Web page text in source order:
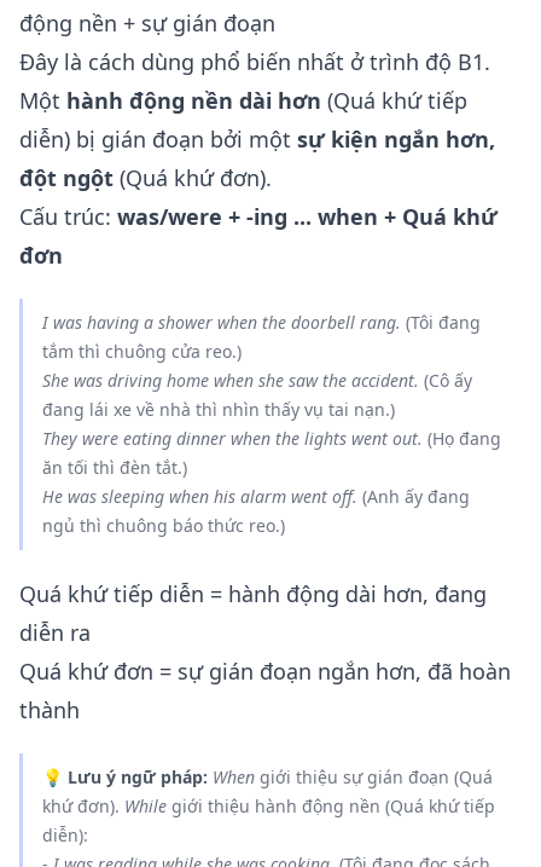
động nền + sự gián đoạn
Đây là cách dùng phổ biến nhất ở trình độ B1.
Một hành động nền dài hơn (Quá khứ tiếp
diễn) bị gián đoạn bởi một sự kiện ngắn hơn,
đột ngột (Quá khứ đơn).
Cấu trúc: was/were + -ing ... when + Quá khứ
đơn
Iwas having a shower when the doorbell rang. (Tôi đang
tắm thì chuông cửa reo.)
She was driving home when she sawthe accident. (Cô ấy
đang lái xe về nhà thì nhìn thấy vụ tai nạn.)
They were eating dinner when the lights went out. (Họ đang
ăn tối thì đèn tắt.)
He was sleeping when his alarm went off. (Anh ấy đang
ngủ thì chuông báo thức reo.)
Quá khứ tiếp diễn = hành động dài hơn, đang
diễn ra
Quá khứ đơn = sự gián đoạn ngắn hơn, đã hoàn
thành
💡 Lưu ý ngữ pháp: When giới thiệu sự gián đoạn (Quá
khứ đơn). While giới thiệu hành động nền (Quá khứ tiếp
diễn):